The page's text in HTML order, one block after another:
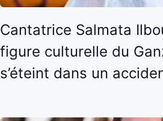
Cantatrice Salmata
figure culturelle du
s’éteint dans un